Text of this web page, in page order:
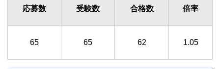
応募数 受験数 合格数 倍率
65 65 62 1.05